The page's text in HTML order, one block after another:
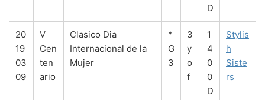
D
20
19
03
09
V
Cen
ten
ario
Clasico Dia
Internacional de la
Mujer
*
G
3
3
y
o
f
1
4
0
0
D
Stylis
h
Siste
rs